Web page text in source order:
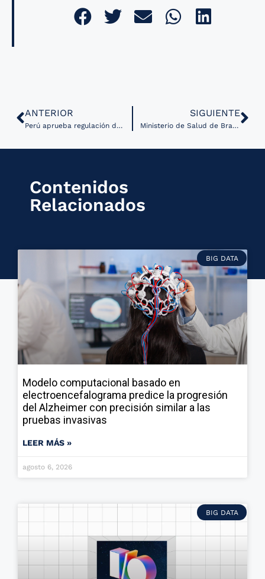
ANTERIOR
Perú aprueba regulación del uso de firma electrónica y digital en actos médicos y de salud
SIGUIENTE
Ministerio de Salud de Brasil planea inclusión de IA en sistema de salud
Contenidos
Relacionados
BIG DATA
Modelo computacional basado en
electroencefalograma predice la progresión
del Alzheimer con precisión similar a las
pruebas invasivas
LEER MÁS »
agosto 6, 2026
BIG DATA